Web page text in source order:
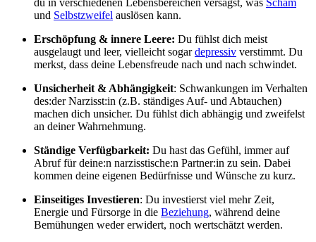
du in verschiedenen Lebensbereichen versagst, was Scham
und Selbstzweifel auslösen kann.
Erschöpfung & innere Leere: Du fühlst dich meist
ausgelaugt und leer, vielleicht sogardepressiv verstimmt. Du
merkst, dass deine Lebensfreude nach und nach schwindet.
Unsicherheit & Abhängigkeit: Schwankungen im Verhalten
des:der Narzisst:in (z.B. ständiges Auf- und Abtauchen)
machen dich unsicher. Du fühlst dich abhängig und zweifelst
an deiner Wahrnehmung.
Ständige Verfügbarkeit: Du hast das Gefühl, immer auf
Abruf für deine:n narzisstische:n Partner:in zu sein. Dabei
kommen deine eigenen Bedürfnisse und Wünsche zu kurz.
Einseitiges Investieren: Du investierst viel mehr Zeit,
Energie und Fürsorge in die Beziehung, während deine
Bemühungen weder erwidert, noch wertschätzt werden.